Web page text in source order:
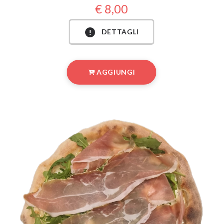
8,00
DETTAGLI
AGGIUNGI